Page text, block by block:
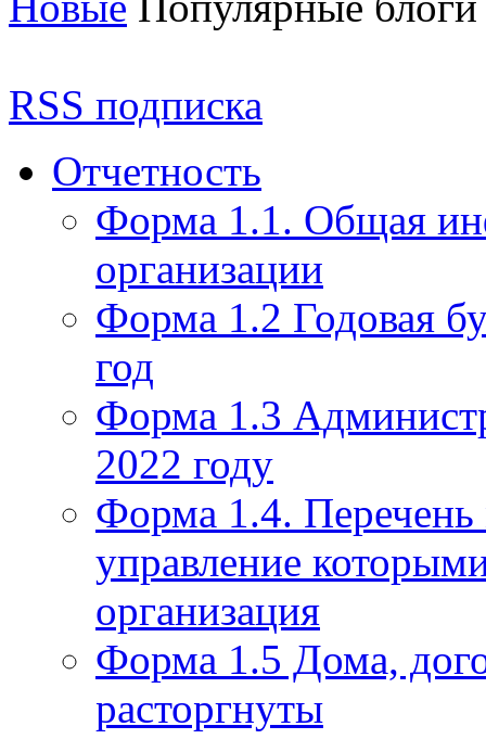
RSS подписка
Отчетность
Форма 1.1. Общая
организации
Форма 1.2 Годовая
год
Форма 1.3
2022 году
Форма 1.4.
управление
организация
Форма 1.5 Дома,
расторгнуты